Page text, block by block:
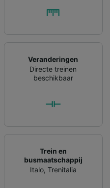
Veranderingen
Directe treinen
beschikbaar
Trein en
busmaatschappij
Italo, Trenitalia